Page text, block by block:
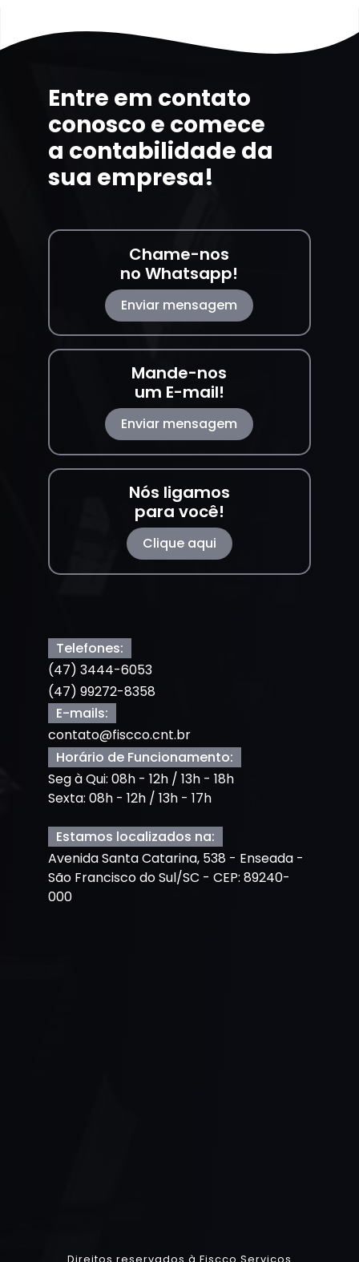
Entre em contato
conosco e comece
a contabilidade da
sua empresa!
Chame-nos
no Whatsapp!
Enviar mensagem
Mande-nos
um E-mail!
Enviar mensagem
Nós ligamos
para você!
Clique aqui
Telefones:
(47) 3444-6053
(47) 99272-8358
E-mails:
contato@fiscco.cnt.br
Horário de Funcionamento:
Seg à Qui: 08h - 12h / 13h - 18h
Sexta: 08h - 12h / 13h - 17h
Estamos localizados na:
Avenida Santa Catarina, 538 - Enseada -
São Francisco do Sul/SC - CEP: 89240-
000